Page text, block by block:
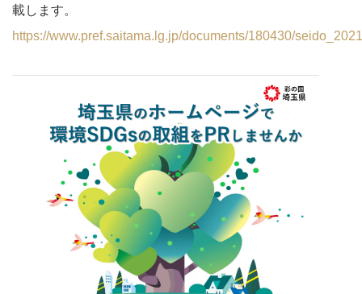
載します。
https://www.pref.saitama.lg.jp/documents/180430/